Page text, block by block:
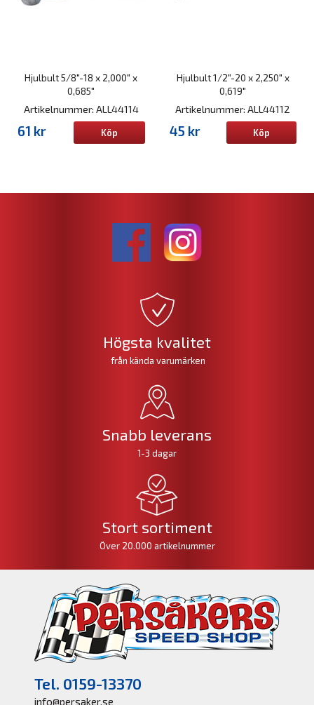
Hjulbult 5/8"-18 x 2,000" x
0,685"
Artikelnummer: ALL44114
61 kr Köp
Hjulbult 1/2"-20 x 2,250" x
0,619"
Artikelnummer: ALL44112
45 kr Köp
Högsta kvalitet
från kända varumärken
Snabb leverans
1-3 dagar
Stort sortiment
Över 20.000 artikelnummer
Tel. 0159-13370
info@persaker.se